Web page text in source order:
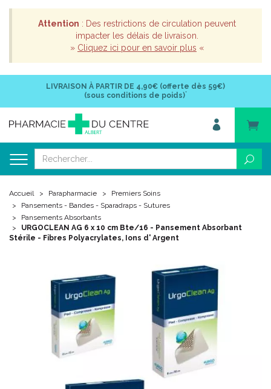
Attention : Des restrictions de circulation peuvent
impacter les délais de livraison.
» Cliquez ici pour en savoir plus «
LIVRAISON À PARTIR DE 4,90€ (offerte dès 59€)
(sous conditions de poids)*
Accueil Parapharmacie
Premiers Soins
Pansements - Bandes - Sparadraps - Sutures
Pansements Absorbants
URGOCLEAN AG 6 x 10 cm Bte/16 - Pansement Absorbant
Stérile - Fibres Polyacrylates, Ions d' Argent